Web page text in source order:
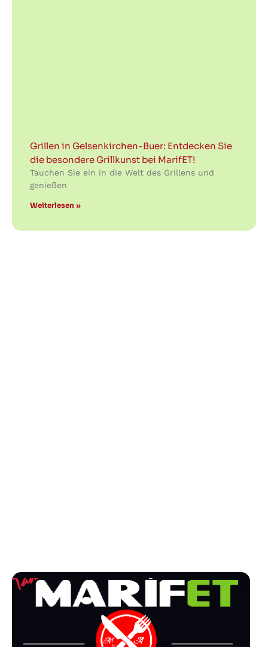
Grillen in Gelsenkirchen-Buer: Entdecken Sie
die besondere Grillkunst bei MarifET!
Tauchen Sie ein in die Welt des Grillens und
genießen
Weiterlesen »